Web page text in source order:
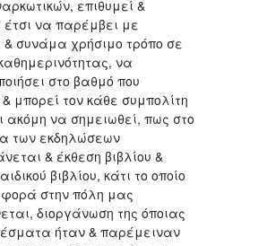
επιθυμεί &
να παρέμβει με
& συνάμα χρήσιμο τρόπο σε
να
στο βαθμό που
& μπορεί τον κάθε συμπολίτη
ακόμη να σημειωθεί, πως στο
των εκδηλώσεων
& έκθεση βιβλίου &
βιβλίου, κάτι το οποίο
στην πόλη μας
διοργάνωση της όποιας
ήταν & παρέμειναν